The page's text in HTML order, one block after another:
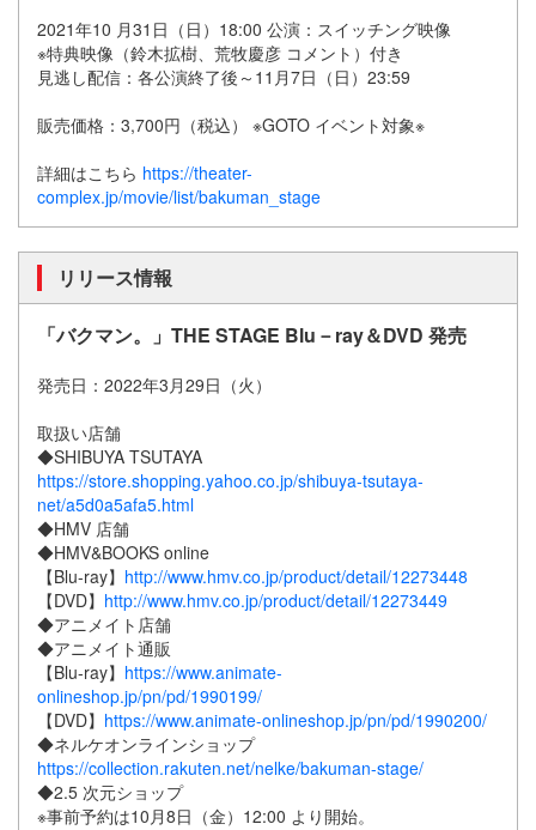
2021年10 月31日（日）18:00 公演：スイッチング映像
※特典映像（鈴木拡樹、荒牧慶彦 コメント）付き
見逃し配信：各公演終了後～11月7日（日）23:59
販売価格：3,700円（税込） ※GOTO イベント対象※
詳細はこちら https://theater-
complex.jp/movie/list/bakuman_stage
リリース情報
「バクマン。」THE STAGE Blu－ray＆DVD 発売
発売日：2022年3月29日（火）
取扱い店舗
◆SHIBUYA TSUTAYA
https://store.shopping.yahoo.co.jp/shibuya-tsutaya-
net/a5d0a5afa5.html
◆HMV 店舗
◆HMV&BOOKS online
【Blu-ray】 http://www.hmv.co.jp/product/detail/12273448
【DVD】 http://www.hmv.co.jp/product/detail/12273449
◆アニメイト店舗
◆アニメイト通販
【Blu-ray】 https://www.animate-
onlineshop.jp/pn/pd/1990199/
【DVD】 https://www.animate-onlineshop.jp/pn/pd/1990200/
◆ネルケオンラインショップ
https://collection.rakuten.net/nelke/bakuman-stage/
◆2.5 次元ショップ
※事前予約は10月8日（金）12:00 より開始。